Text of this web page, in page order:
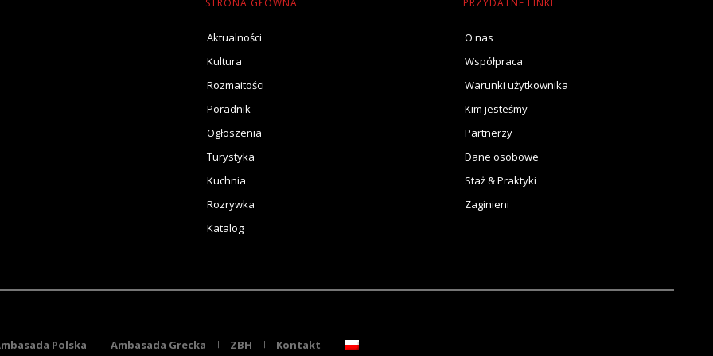
Aktualności
Kultura
Rozmaitości
Poradnik
Ogłoszenia
Turystyka
Kuchnia
Rozrywka
Katalog
O nas
Współpraca
Warunki użytkownika
Kim jesteśmy
Partnerzy
Dane osobowe
Staż & Praktyki
Zaginieni
Polska Ambasada Grecka ZBH Kontakt